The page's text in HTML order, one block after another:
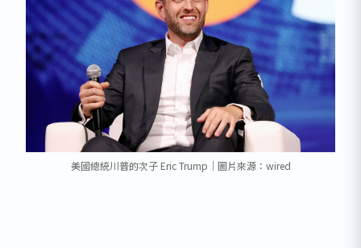
美國總統川普的次子 Eric Trump｜圖片來源：wired